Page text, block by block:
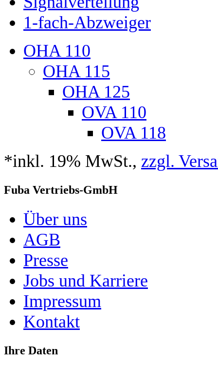
1-fach-Abzweiger
OHA 110
OHA 115
OHA 125
OVA 110
OVA 118
*inkl. 19% MwSt., zzgl.
Fuba Vertriebs-GmbH
Über uns
AGB
Presse
Jobs und Karriere
Impressum
Kontakt
Ihre Daten